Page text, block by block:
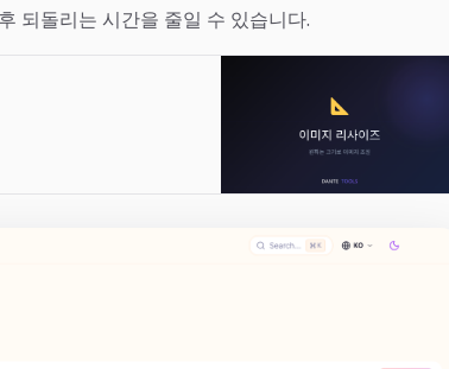
되돌리는 시간을 줄일 수 있습니다.